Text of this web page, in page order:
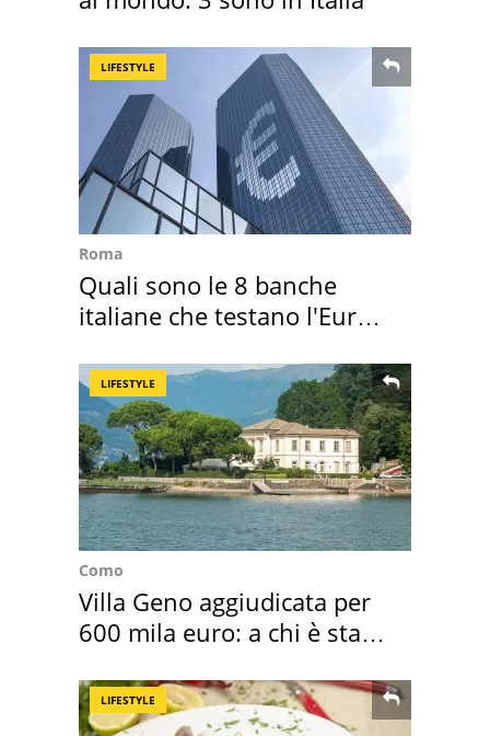
LIFESTYLE
Roma
Quali sono le 8 banche
italiane che testano l'Euro
LIFESTYLE
Como
Villa Geno aggiudicata per
600 mila euro: a chi è stata
LIFESTYLE